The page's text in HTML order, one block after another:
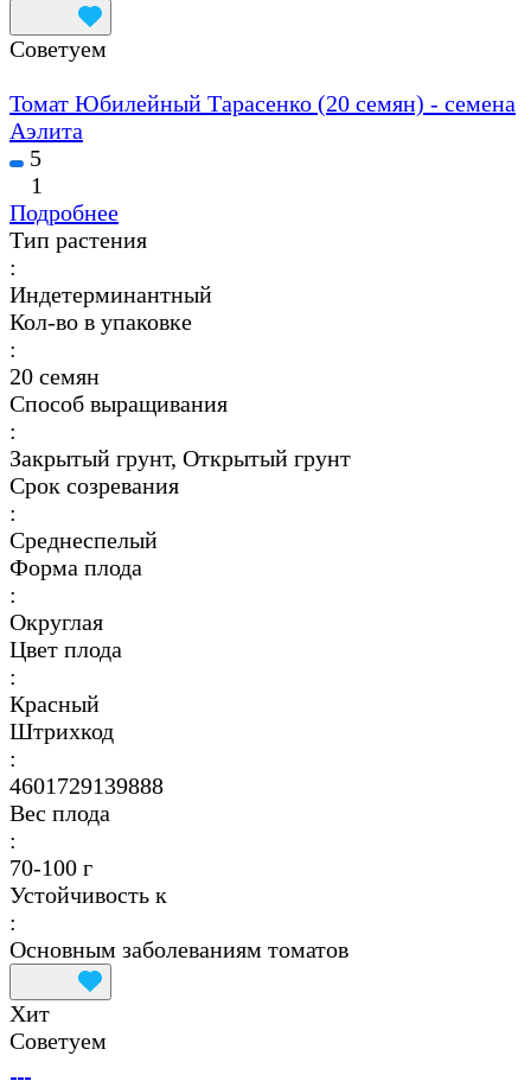
Советуем
Томат Юбилейный Тарасенко (20 семян) - семена
Аэлита
5
1
Подробнее
Тип растения
:
Индетерминантный
Кол-во в упаковке
:
20 семян
Способ выращивания
:
Закрытый грунт, Открытый грунт
Срок созревания
:
Среднеспелый
Форма плода
:
Округлая
Цвет плода
:
Красный
Штрихкод
:
4601729139888
Вес плода
:
70-100 г
Устойчивость к
:
Основным заболеваниям томатов
Хит
Советуем